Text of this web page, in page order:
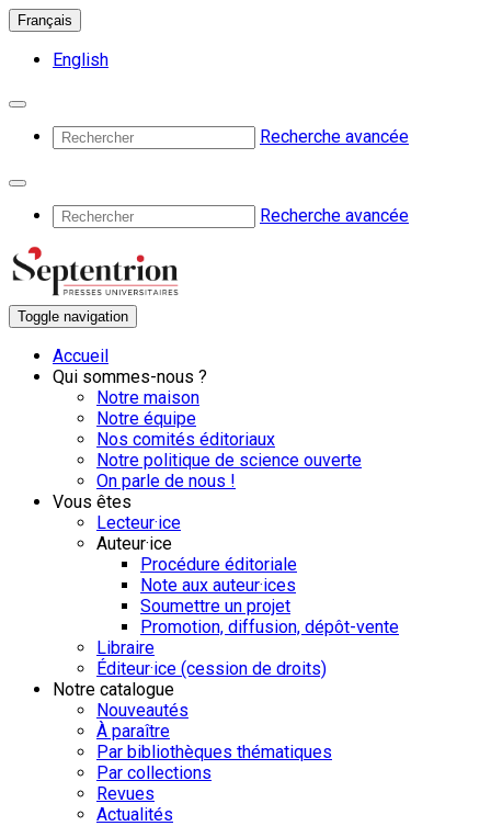
Français
English
Recherche avancée
Recherche avancée
Toggle navigation
Accueil
Qui sommes-nous ?
Notre maison
Notre équipe
Nos comités éditoriaux
Notre politique de science ouverte
On parle de nous !
Vous êtes
Lecteur·ice
Auteur·ice
Procédure éditoriale
Note aux auteur·ices
Soumettre un projet
Promotion, diffusion, dépôt-vente
Libraire
Éditeur·ice (cession de droits)
Notre catalogue
Nouveautés
À paraître
Par bibliothèques thématiques
Par collections
Revues
Actualités